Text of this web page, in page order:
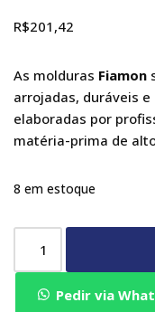
R$201,42
As molduras Fiamon
arrojadas, duráveis
elaboradas por
matéria-prima de
8 em estoque
Pedir via